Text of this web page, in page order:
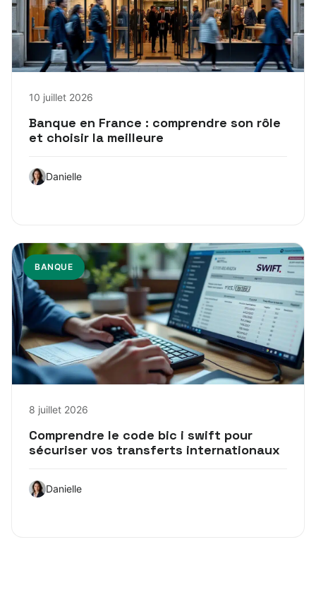
10 juillet 2026
Banque en France : comprendre son rôle
et choisir la meilleure
Danielle
BANQUE
8 juillet 2026
Comprendre le code bic i swift pour
sécuriser vos transferts internationaux
Danielle